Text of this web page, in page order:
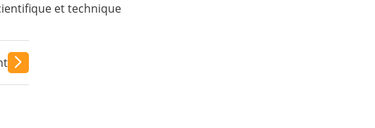
et technique